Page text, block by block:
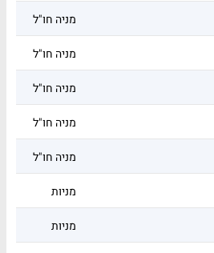
מניה חו"ל
מניה חו"ל
מניה חו"ל
מניה חו"ל
מניה חו"ל
מניות
מניות